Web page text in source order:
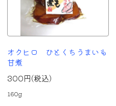
オクヒロ ひとくちうまいも
甘煮
300円(税込)
160g